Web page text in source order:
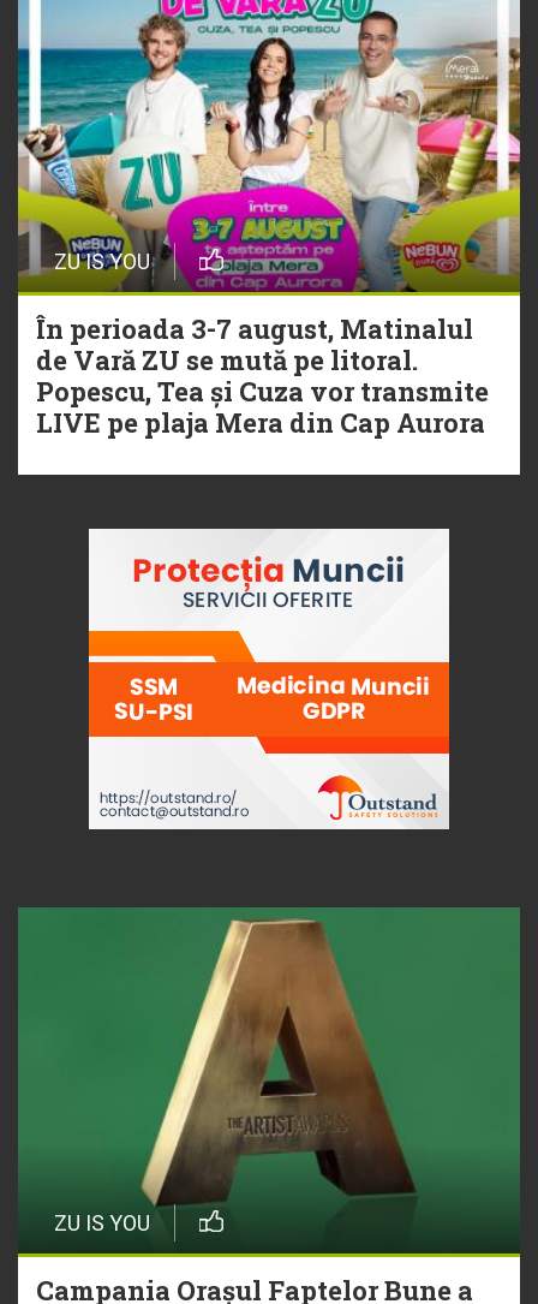
ZU IS YOU
În perioada 3-7 august, Matinalul
de Vară ZU se mută pe litoral.
Popescu, Tea și Cuza vor transmite
LIVE pe plaja Mera din Cap Aurora
ZU IS YOU
Campania Orașul Faptelor Bune a